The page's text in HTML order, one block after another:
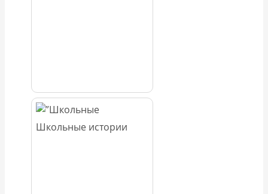
Школьные истории